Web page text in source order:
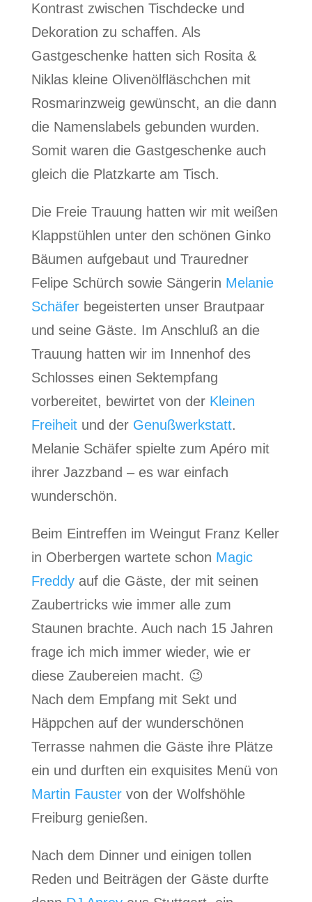
Kontrast zwischen Tischdecke und
Dekoration zu schaffen. Als
Gastgeschenke hatten sich Rosita &
Niklas kleine Olivenölfläschchen mit
Rosmarinzweig gewünscht, an die dann
die Namenslabels gebunden wurden.
Somit waren die Gastgeschenke auch
gleich die Platzkarte am Tisch.
Die Freie Trauung hatten wir mit weißen
Klappstühlen unter den schönen Ginko
Bäumen aufgebaut und Trauredner
Felipe Schürch sowie Sängerin Melanie
Schäferbegeisterten unser Brautpaar
und seine Gäste. Im Anschluß an die
Trauung hatten wir im Innenhof des
Schlosses einen Sektempfang
vorbereitet, bewirtet von der Kleinen
Freiheitund der Genußwerkstatt.
Melanie Schäfer spielte zum Apéro mit
ihrer Jazzband – es war einfach
wunderschön.
Beim Eintreffen im Weingut Franz Keller
in Oberbergen wartete schon Magic
Freddyauf die Gäste, der mit seinen
Zaubertricks wie immer alle zum
Staunen brachte. Auch nach 15 Jahren
frage ich mich immer wieder, wie er
diese Zaubereien macht. 😉
Nach dem Empfang mit Sekt und
Häppchen auf der wunderschönen
Terrasse nahmen die Gäste ihre Plätze
ein und durften ein exquisites Menü von
Martin Faustervon der Wolfshöhle
Freiburg genießen.
Nach dem Dinner und einigen tollen
Reden und Beiträgen der Gäste durfte